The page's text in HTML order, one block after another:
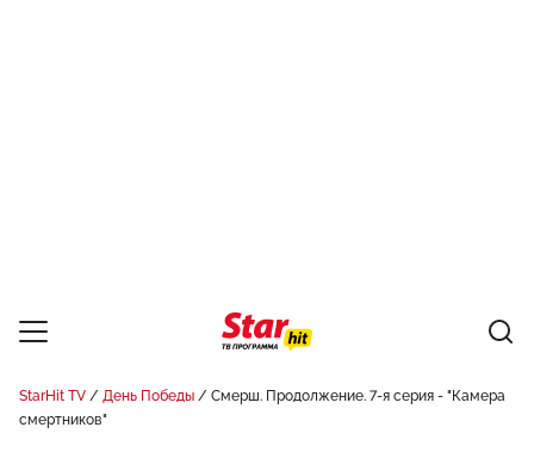
StarHit TV День Победы
Смерш. Продолжение. 7-я серия - "Камера
смертников"